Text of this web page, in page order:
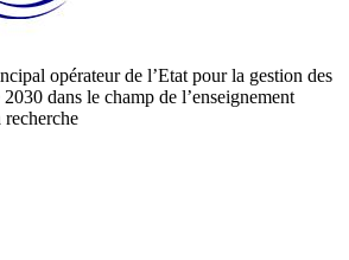
opérateur de l’Etat pour la gestion des
dans le champ de l’enseignement
recherche